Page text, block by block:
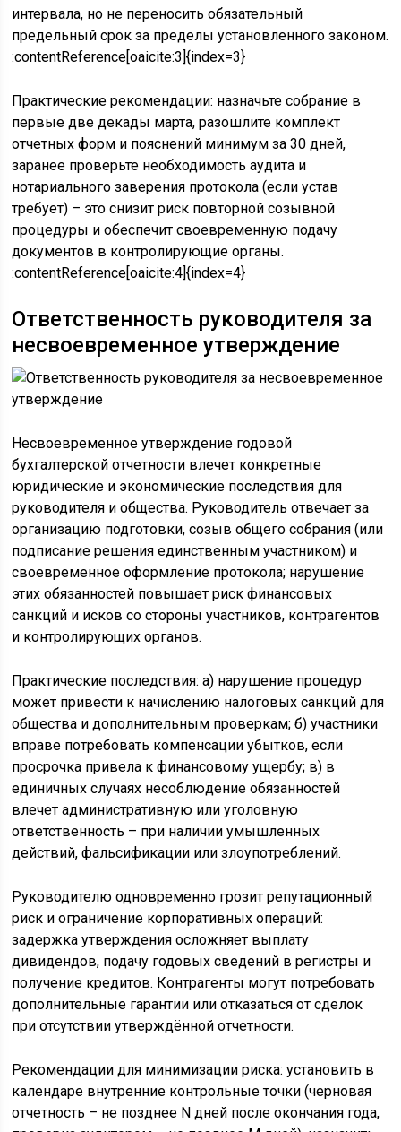
интервала, но не переносить обязательный
предельный срок за пределы установленного законом.
:contentReference[oaicite:3]{index=3}
Практические рекомендации: назначьте собрание в
первые две декады марта, разошлите комплект
отчетных форм и пояснений минимум за 30 дней,
заранее проверьте необходимость аудита и
нотариального заверения протокола (если устав
требует) – это снизит риск повторной созывной
процедуры и обеспечит своевременную подачу
документов в контролирующие органы.
:contentReference[oaicite:4]{index=4}
Ответственность руководителя за
несвоевременное утверждение
Несвоевременное утверждение годовой
бухгалтерской отчетности влечет конкретные
юридические и экономические последствия для
руководителя и общества. Руководитель отвечает за
организацию подготовки, созыв общего собрания (или
подписание решения единственным участником) и
своевременное оформление протокола; нарушение
этих обязанностей повышает риск финансовых
санкций и исков со стороны участников, контрагентов
и контролирующих органов.
Практические последствия: а) нарушение процедур
может привести к начислению налоговых санкций для
общества и дополнительным проверкам; б) участники
вправе потребовать компенсации убытков, если
просрочка привела к финансовому ущербу; в) в
единичных случаях несоблюдение обязанностей
влечет административную или уголовную
ответственность – при наличии умышленных
действий, фальсификации или злоупотреблений.
Руководителю одновременно грозит репутационный
риск и ограничение корпоративных операций:
задержка утверждения осложняет выплату
дивидендов, подачу годовых сведений в регистры и
получение кредитов. Контрагенты могут потребовать
дополнительные гарантии или отказаться от сделок
при отсутствии утверждённой отчетности.
Рекомендации для минимизации риска: установить в
календаре внутренние контрольные точки (черновая
отчетность – не позднее N дней после окончания года,